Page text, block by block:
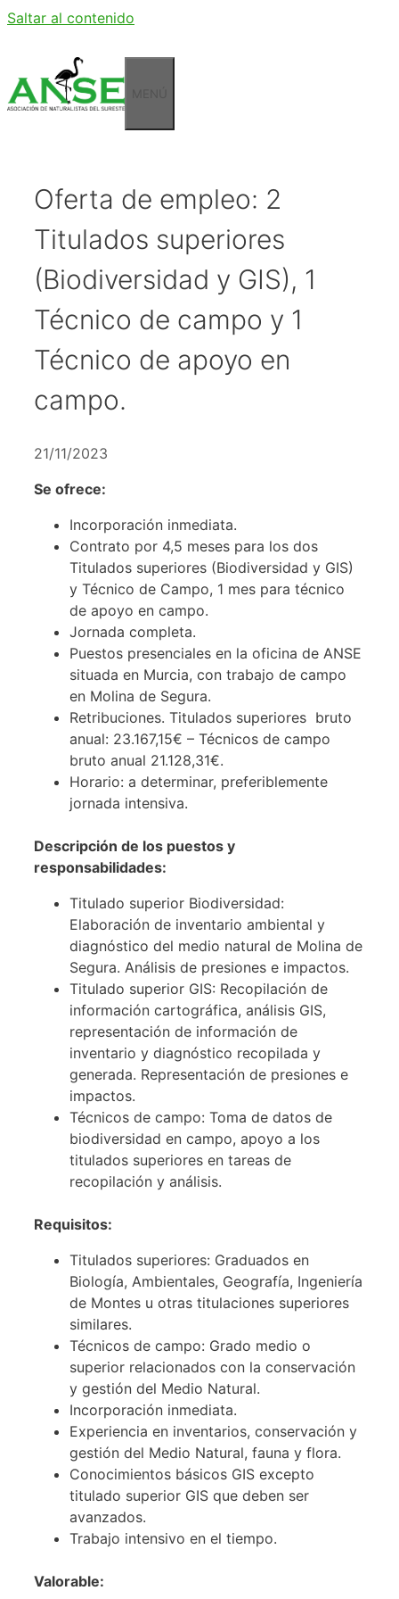
Saltar al contenido
Oferta de empleo: 2
Titulados superiores
(Biodiversidad y GIS), 1
Técnico de campo y 1
Técnico de apoyo en
campo.
21/11/2023
Se ofrece:
Incorporación inmediata.
Contrato por 4,5 meses para los dos
Titulados superiores (Biodiversidad y GIS)
y Técnico de Campo, 1 mes para técnico
de apoyo en campo.
Jornada completa.
Puestos presenciales en la oficina de ANSE
situada en Murcia, con trabajo de campo
en Molina de Segura.
Retribuciones. Titulados superiores bruto
anual: 23.167,15€ – Técnicos de campo
bruto anual 21.128,31€.
Horario: a determinar, preferiblemente
jornada intensiva.
Descripción de los puestos y
responsabilidades:
Titulado superior Biodiversidad:
Elaboración de inventario ambiental y
diagnóstico del medio natural de Molina de
Segura. Análisis de presiones e impactos.
Titulado superior GIS: Recopilación de
información cartográfica, análisis GIS,
representación de información de
inventario y diagnóstico recopilada y
generada. Representación de presiones e
impactos.
Técnicos de campo: Toma de datos de
biodiversidad en campo, apoyo a los
titulados superiores en tareas de
recopilación y análisis.
Requisitos:
Titulados superiores: Graduados en
Biología, Ambientales, Geografía, Ingeniería
de Montes u otras titulaciones superiores
similares.
Técnicos de campo: Grado medio o
superior relacionados con la conservación
y gestión del Medio Natural.
Incorporación inmediata.
Experiencia en inventarios, conservación y
gestión del Medio Natural, fauna y flora.
Conocimientos básicos GIS excepto
titulado superior GIS que deben ser
avanzados.
Trabajo intensivo en el tiempo.
Valorable: